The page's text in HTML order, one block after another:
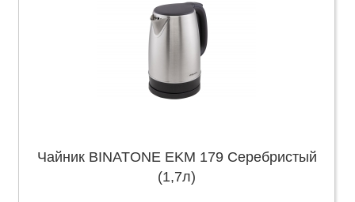
Чайник BINATONE EKM 179 Серебристый
(1,7л)